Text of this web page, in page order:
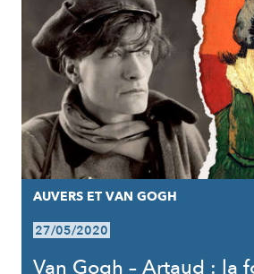
AUVERS ET VAN GOGH
27/05/2020
Van Gogh – Artaud : la